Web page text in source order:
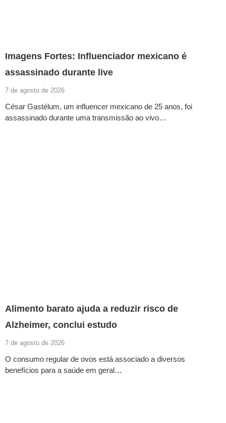
Imagens Fortes: Influenciador mexicano é
assassinado durante live
7 de agosto de 2026
César Gastélum, um influencer mexicano de 25 anos, foi
assassinado durante uma transmissão ao vivo…
Alimento barato ajuda a reduzir risco de
Alzheimer, conclui estudo
7 de agosto de 2026
O consumo regular de ovos está associado a diversos
benefícios para a saúde em geral…